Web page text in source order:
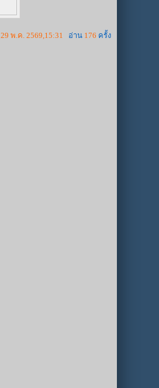
29 พ.ค. 2569,15:31 อ่าน 176 ครั้ง